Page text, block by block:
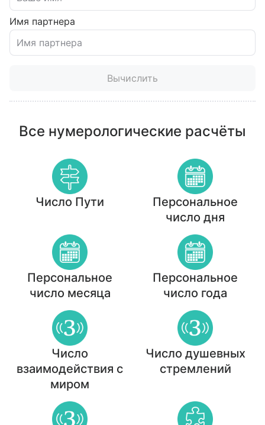
Имя партнера
Вычислить
Все нумерологические расчёты
Число Пути
Персональное
число дня
Персональное
число месяца
Персональное
число года
Число
взаимодействия с
миром
Число душевных
стремлений